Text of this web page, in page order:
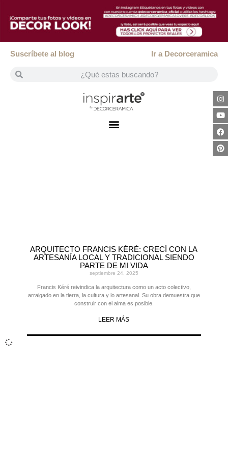
Suscríbete al blog Ir a Decorceramica
ARQUITECTO FRANCIS KÉRÉ: CRECÍ CON LA
ARTESANÍA LOCAL Y TRADICIONAL SIENDO
PARTE DE MI VIDA
septiembre 24, 2025
Francis Kéré reivindica la arquitectura como un acto colectivo,
arraigado en la tierra, la cultura y lo artesanal. Su obra demuestra que
construir con el alma es posible.
LEER MÁS